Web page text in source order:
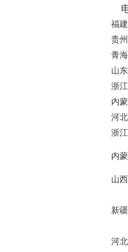
福建
贵州
青海
山东
浙江
内
河北
浙江
内
山西
新疆
河北